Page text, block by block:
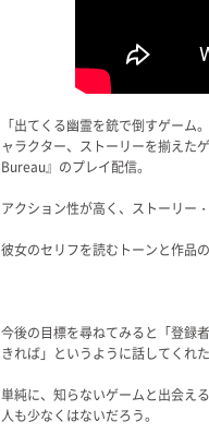
「出てくる幽霊を銃で倒すゲー
ャラクター、ストーリーを揃えた
Bureau』のプレイ配信。
アクション性が高く、ストーリー
彼女のセリフを読むトーンと作品
今後の目標を尋ねてみると「登録
きれば」というように話してくれた
単純に、知らないゲームと出会え
人も少なくはないだろう。